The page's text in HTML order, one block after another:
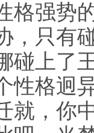
格强势
，只有
碰上了
性格迥
就，你